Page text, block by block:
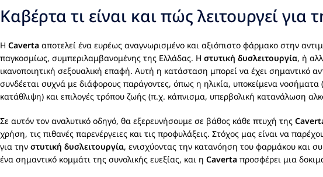
Καβέρτα τι είναι και πώς λειτουργεί
Η Caverta αποτελεί ένα ευρέως αναγνωρισμένο και αξιόπιστο φάρμακο στην
παγκοσμίως, συμπεριλαμβανομένης της Ελλάδας. Η στυτική δυσλειτουργία, ή
ικανοποιητική σεξουαλική επαφή. Αυτή η κατάσταση μπορεί να έχει σημαντικό
συνδέεται συχνά με διάφορους παράγοντες, όπως η ηλικία, υποκείμενα
κατάθλιψη) και επιλογές τρόπου ζωής (π.χ. κάπνισμα, υπερβολική κατανάλωση
Σε αυτόν τον αναλυτικό οδηγό, θα εξερευνήσουμε σε βάθος κάθε πτυχή της
χρήση, τις πιθανές παρενέργειες και τις προφυλάξεις. Στόχος μας είναι να
για την στυτική δυσλειτουργία, ενισχύοντας την κατανόηση του φαρμάκου και
ένα σημαντικό κομμάτι της συνολικής ευεξίας, και η Caverta προσφέρει μια